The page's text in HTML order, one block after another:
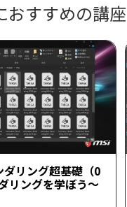
おすすめの講座
リング超基礎（0
リングを学ぼう～